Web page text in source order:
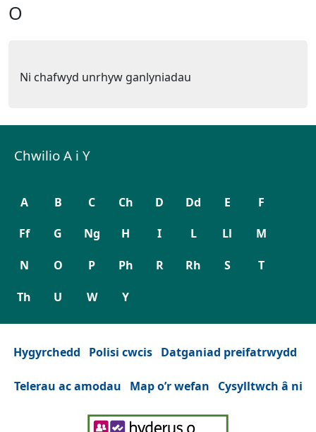
O
Ni chafwyd unrhyw ganlyniadau
Chwilio A i Y
A B C Ch D Dd E F
Ff G Ng H I L Ll M
N O P Ph R Rh S T
Th U W Y
Hygyrchedd Polisi cwcis Datganiad preifatrwydd
Telerau ac amodau Map o’r wefan Cysylltwch â ni